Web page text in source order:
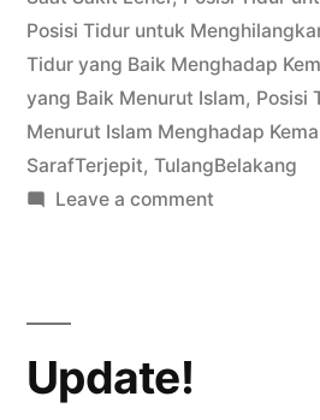
Posisi Tidur untuk
Tidur yang Baik Menghadap
yang Baik Menurut Islam, Posisi
Menurut Islam Menghadap
SarafTerjepit, TulangBelakang
Leave a commenton
Update!